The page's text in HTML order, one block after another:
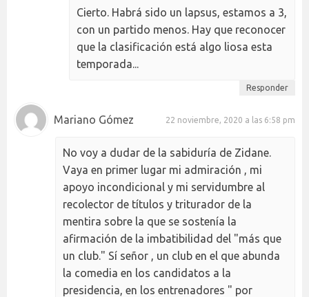
Cierto. Habrá sido un lapsus, estamos a 3,
con un partido menos. Hay que reconocer
que la clasificación está algo liosa esta
temporada...
Responder
Mariano Gómez 22 noviembre, 2020 a las 6:58 pm
No voy a dudar de la sabiduría de Zidane.
Vaya en primer lugar mi admiración , mi
apoyo incondicional y mi servidumbre al
recolector de títulos y triturador de la
mentira sobre la que se sostenía la
afirmación de la imbatibilidad del "más que
un club." Sí señor , un club en el que abunda
la comedia en los candidatos a la
presidencia, en los entrenadores " por